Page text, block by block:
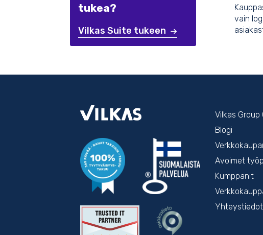
tukea?
Vilkas Suite tukeen
vain
Vilkas Group
Blogi
Avoimet
Kumppanit
Yhteystiedot